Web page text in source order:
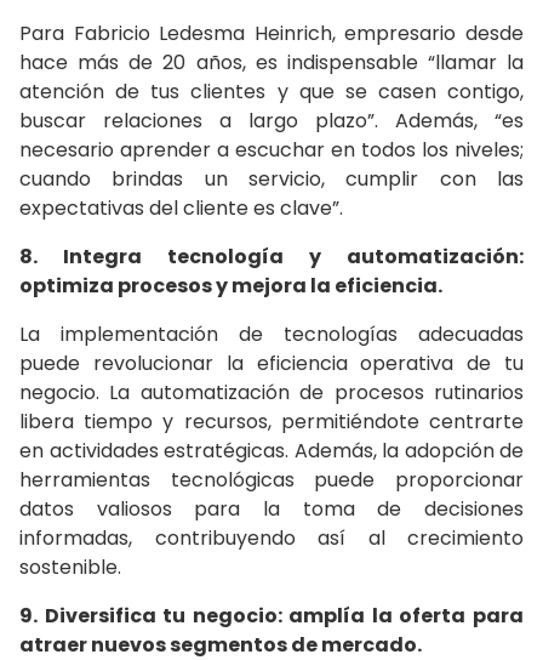
Para Fabricio Ledesma Heinrich, empresario desde
hace más de 20 años, es indispensable “llamar la
atención de tus clientes y que se casen contigo,
buscar relaciones a largo plazo”. Además, “es
necesario aprender a escuchar en todos los niveles;
cuando brindas un servicio, cumplir con las
expectativas del cliente es clave”.
8. Integra tecnología y automatización:
optimiza procesos y mejora la eficiencia.
La implementación de tecnologías adecuadas
puede revolucionar la eficiencia operativa de tu
negocio. La automatización de procesos rutinarios
libera tiempo y recursos, permitiéndote centrarte
en actividades estratégicas. Además, la adopción de
herramientas tecnológicas puede proporcionar
datos valiosos para la toma de decisiones
informadas, contribuyendo así al crecimiento
sostenible.
9. Diversifica tu negocio: amplía la oferta para
atraer nuevos segmentos de mercado.